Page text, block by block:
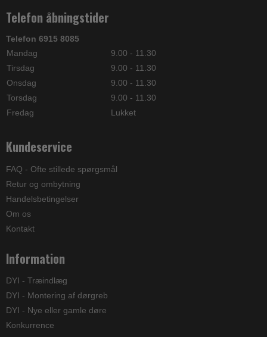
Telefon åbningstider
Telefon 6915 8085
Mandag
9.00 - 11.30
Tirsdag
9.00 - 11.30
Onsdag
9.00 - 11.30
Torsdag
9.00 - 11.30
Fredag
Lukket
Kundeservice
FAQ - Ofte stillede spørgsmål
Retur og ombytning
Handelsbetingelser
Om os
Kontakt
Information
DYI - Træindlæg
DYI - Montering af dørgreb
DYI - Nye eller gamle døre
Konkurrence